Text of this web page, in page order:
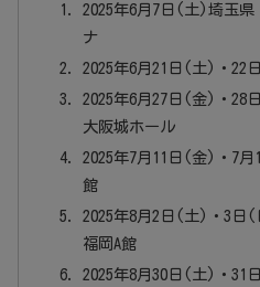
2025年6月7日(土)埼玉県
ナ
2025年6月21日(土)・22
2025年6月27日(金)・28
大阪城ホール
2025年7月11日(金)・7
館
2025年8月2日(土)・3日
福岡A館
2025年8月30日(土)・